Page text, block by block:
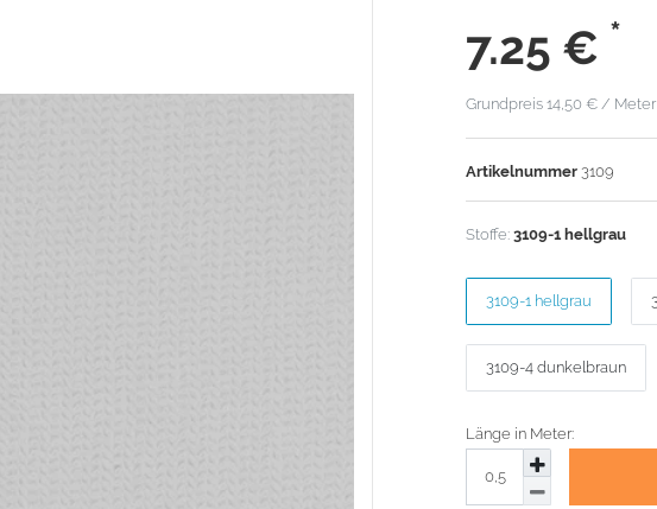
7.25 € *
Grundpreis 14,50 € / Meter
Artikelnummer 3109
Stoffe: 3109-1 hellgrau
3109-1 hellgrau
3109-4 dunkelbraun
Länge in Meter: